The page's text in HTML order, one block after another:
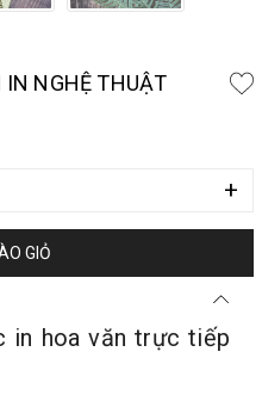
IN NGHỆ THUẬT
+
GIỎ
in hoa văn trực tiếp